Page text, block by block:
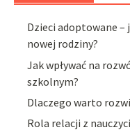
Dzieci adoptowane –
nowej rodziny?
Jak wpływać na
szkolnym?
Dlaczego warto
Rola relacji z